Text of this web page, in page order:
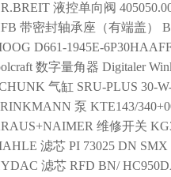
液控单向阀
带密封轴承座（有端盖）
D661-1945E-
数字量角器 Digitaler
气缸 SRU-PLUS 30-
泵 KTE143/
维修开关
滤芯 PI 73025 DN SMX
滤芯 RFD BN/